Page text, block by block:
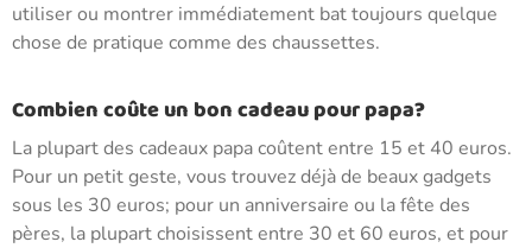
utiliser ou montrer immédiatement bat toujours quelque
chose de pratique comme des chaussettes.
Combien coûte un bon cadeau pour papa?
La plupart des cadeaux papa coûtent entre 15 et 40 euros.
Pour un petit geste, vous trouvez déjà de beaux gadgets
sous les 30 euros; pour un anniversaire ou la fête des
pères, la plupart choisissent entre 30 et 60 euros, et pour